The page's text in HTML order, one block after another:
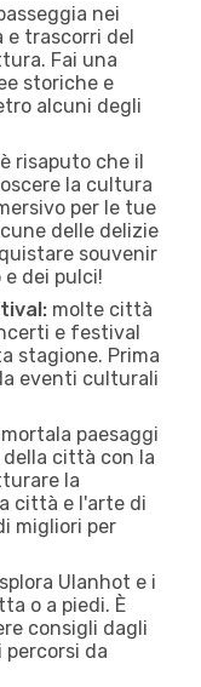
nei
trascorri del
Fai una
storiche e
alcuni degli
è risaputo che il
la cultura
per le tue
delle delizie
souvenir
dei pulci!
molte città
e festival
stagione. Prima
eventi culturali
paesaggi
città con la
la
città e l'arte di
migliori per
Ulanhot e i
o a piedi. È
consigli dagli
da